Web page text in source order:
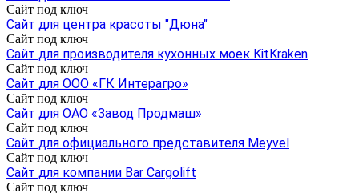
Сайт под ключ
Сайт для центра красоты "Дюна"
Сайт под ключ
Сайт для производителя кухонных моек KitKraken
Сайт под ключ
Сайт для ООО «ГК Интерагро»
Сайт под ключ
Сайт для ОАО «Завод Продмаш»
Сайт под ключ
Сайт для официального представителя Meyvel
Сайт под ключ
Сайт для компании Bar Cargolift
Сайт под ключ